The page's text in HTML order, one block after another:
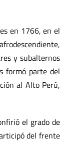
en 1766, en el
y subalternos
formó parte del
al Alto Perú,
el grado de
del frente